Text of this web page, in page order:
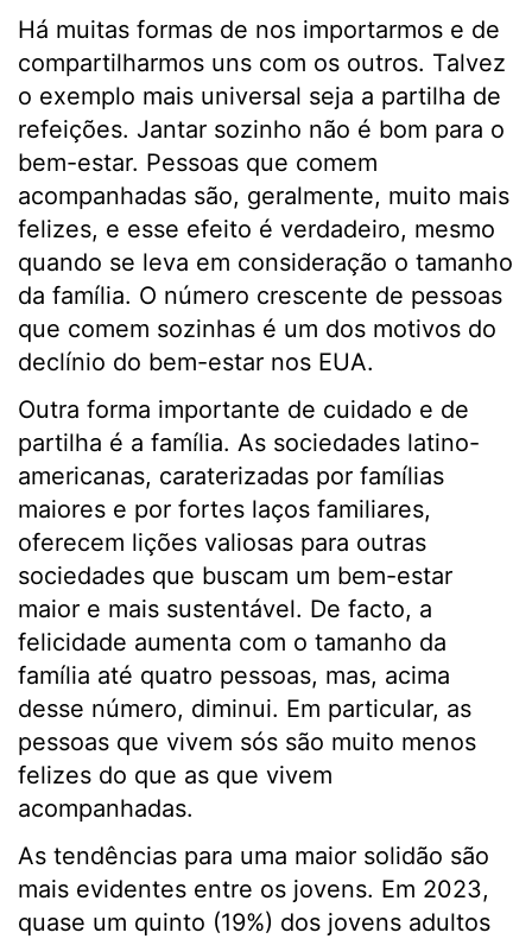
Há muitas formas de nos importarmos e de
compartilharmos uns com os outros. Talvez
o exemplo mais universal seja a partilha de
refeições. Jantar sozinho não é bom para o
bem-estar. Pessoas que comem
acompanhadas são, geralmente, muito mais
felizes, e esse efeito é verdadeiro, mesmo
quando se leva em consideração o tamanho
da família. O número crescente de pessoas
que comem sozinhas é um dos motivos do
declínio do bem-estar nos EUA.
Outra forma importante de cuidado e de
partilha é a família. As sociedades latino-
americanas, caraterizadas por famílias
maiores e por fortes laços familiares,
oferecem lições valiosas para outras
sociedades que buscam um bem-estar
maior e mais sustentável. De facto, a
felicidade aumenta com o tamanho da
família até quatro pessoas, mas, acima
desse número, diminui. Em particular, as
pessoas que vivem sós são muito menos
felizes do que as que vivem
acompanhadas.
As tendências para uma maior solidão são
mais evidentes entre os jovens. Em 2023,
quase um quinto (19%) dos jovens adultos